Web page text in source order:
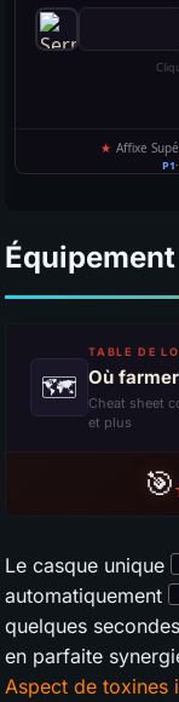
🗺
TABLE DE
Où
Cheat sheet
et plus
🎯
Le casque unique
automatiquement
quelques
en parfaite
Aspect de toxines